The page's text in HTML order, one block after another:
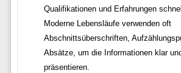
Qualifikationen und Erfahrungen
Moderne Lebensläufe verwenden oft
Abschnittsüberschriften,
Absätze, um die Informationen klar
präsentieren.